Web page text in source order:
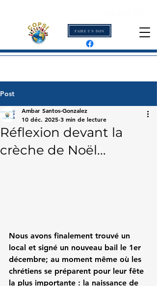
FAIRE UN DON
Post
Réflexion devant la
crèche de Noël...
Ambar Santos-Gonzalez
10 déc. 2025 3 min de lecture
Nous avons finalement trouvé un
local et signé un nouveau bail le 1er
décembre; au moment même où les
chrétiens se préparent pour leur fête
la plus importante : la naissance de